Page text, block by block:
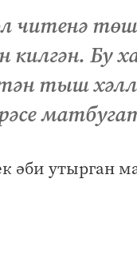
читенә
килгән.
тыш